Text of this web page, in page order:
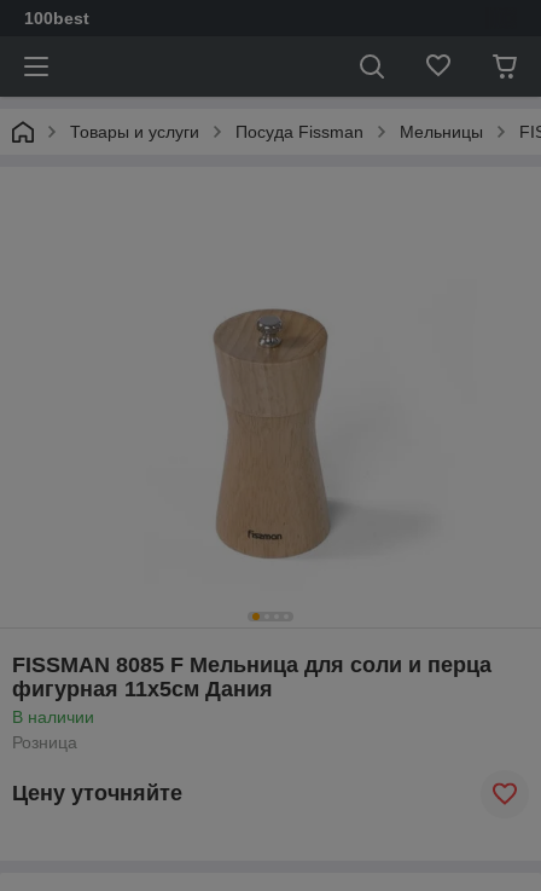
100best
Товары и услуги Посуда Fissman Мельницы
FISSMAN 8085 F Мельница для соли и перца
фигурная 11x5см Дания
В наличии
Розница
Цену уточняйте